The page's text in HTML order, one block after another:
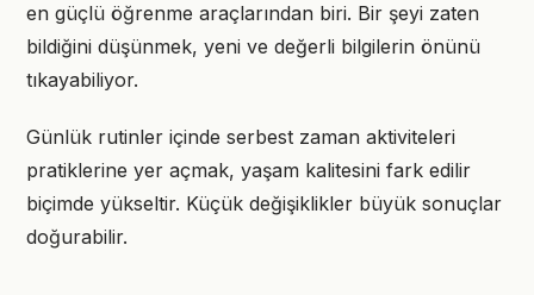
en güçlü öğrenme araçlarından biri. Bir şeyi zaten
bildiğini düşünmek, yeni ve değerli bilgilerin önünü
tıkayabiliyor.
Günlük rutinler içinde serbest zaman aktiviteleri
pratiklerine yer açmak, yaşam kalitesini fark edilir
biçimde yükseltir. Küçük değişiklikler büyük sonuçlar
doğurabilir.